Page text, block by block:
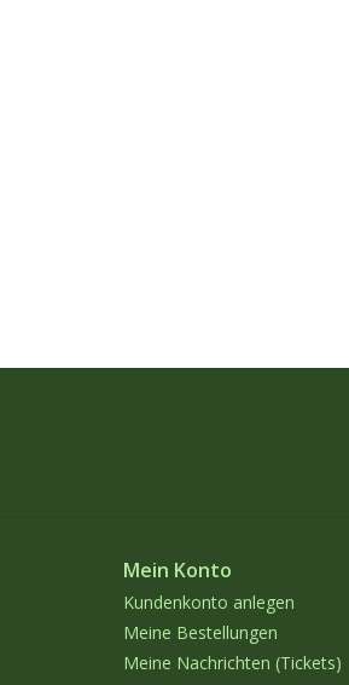
Mein Konto
Kundenkonto anlegen
Meine Bestellungen
Meine Nachrichten (Tickets)